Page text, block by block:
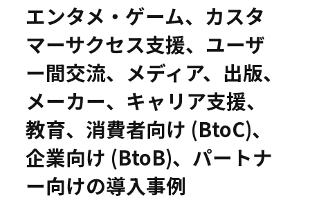
事例
セミナー
お役立ち情報
エンタメ・ゲーム、カスタ
マーサクセス支援、ユーザ
ー間交流、メディア、出版、
メーカー、キャリア支援、
教育、消費者向け (BtoC)、
企業向け (BtoB)、パートナ
ー向けの導入事例